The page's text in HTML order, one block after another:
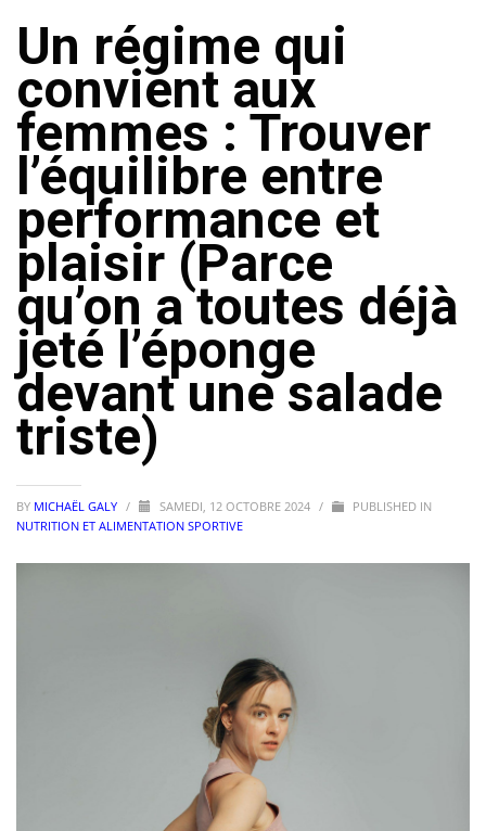
Un régime qui
convient aux
femmes : Trouver
l’équilibre entre
performance et
plaisir (Parce
qu’on a toutes déjà
jeté l’éponge
devant une salade
triste)
BY MICHAËL GALY / SAMEDI, 12 OCTOBRE 2024 /
PUBLISHED IN
NUTRITION ET ALIMENTATION SPORTIVE